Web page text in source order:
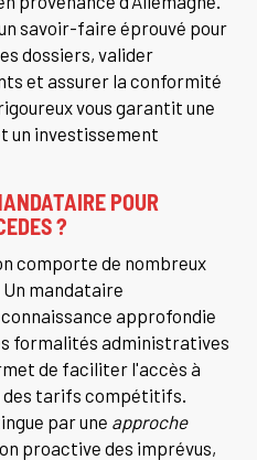
savoir-faire éprouvé pour
dossiers, valider
et assurer la conformité
vous garantit une
un investissement
POUR
?
comporte de nombreux
mandataire
approfondie
formalités administratives
de faciliter l'accès à
des tarifs compétitifs.
par une approche
proactive des imprévus,